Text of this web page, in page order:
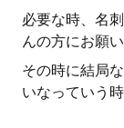
必要な時、名
んの方にお願
その時に結局
いなっていう